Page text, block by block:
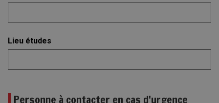
Lieu études
Personne à contacter en cas d'urgence